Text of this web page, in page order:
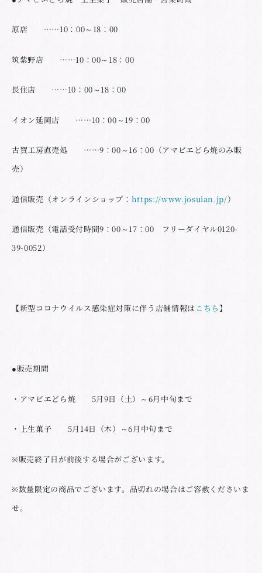
原店 ……10：00～18：00
筑紫野店 ……10：00～18：00
長住店 ……10：00～18：00
イオン延岡店 ……10：00～19：00
古賀工房直売処 ……9：00～16：00（アマビエどら焼のみ販
売）
通信販売（オンラインショップ： https://www.josuian.jp/）
通信販売（電話受付時間9：00～17：00 フリーダイヤル0120-
39-0052）
【新型コロナウイルス感染症対策に伴う店舗情報は こちら】
●販売期間
・アマビエどら焼 5月9日（土）～6月中旬まで
・上生菓子 5月14日（木）～6月中旬まで
※販売終了日が前後する場合がございます。
※数量限定の商品でございます。品切れの場合はご容赦くださいま
せ。